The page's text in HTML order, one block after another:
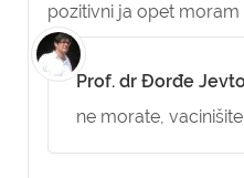
pozitivni ja opet moram
Prof. dr Đorđe
ne morate,